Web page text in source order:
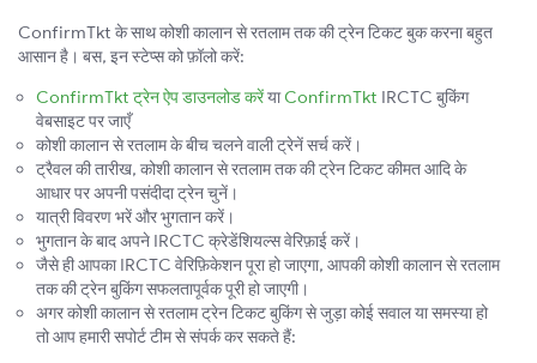
ConfirmTkt के साथ कोशी कालान से रतलाम तक की ट्रेन टिकट बुक करना बहुत
आसान है। बस, इन स्टेप्स को फ़ॉलो करें:
ConfirmTkt ट्रेन ऐप डाउनलोड करेंयाConfirmTkt IRCTC बुकिंग
वेबसाइट पर जाएँ
कोशी कालान से रतलाम के बीच चलने वाली ट्रेनें सर्च करें।
ट्रैवल की तारीख, कोशी कालान से रतलाम तक की ट्रेन टिकट कीमत आदि के
आधार पर अपनी पसंदीदा ट्रेन चुनें।
यात्री विवरण भरें और भुगतान करें।
भुगतान के बाद अपने IRCTC क्रेडेंशियल्स वेरिफ़ाई करें।
जैसे ही आपका IRCTC वेरिफ़िकेशन पूरा हो जाएगा, आपकी कोशी कालान से रतलाम
तक की ट्रेन बुकिंग सफलतापूर्वक पूरी हो जाएगी।
अगर कोशी कालान से रतलाम ट्रेन टिकट बुकिंग से जुड़ा कोई सवाल या समस्या हो
तो आप हमारी सपोर्ट टीम से संपर्क कर सकते हैं: